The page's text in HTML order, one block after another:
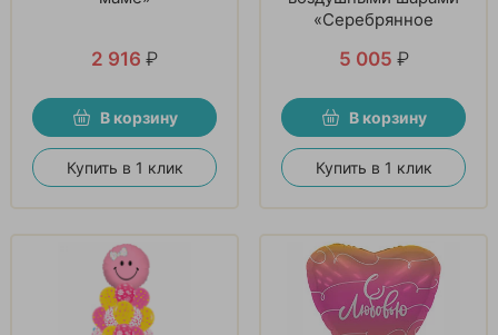
2 916 ₽
В корзину
Купить в 1 клик
«Серебрянное
5 005 ₽
В корзину
Купить в 1 клик